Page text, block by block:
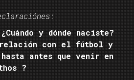
y dónde naciste?
relación con el fútbol y
hasta antes que venir en
?